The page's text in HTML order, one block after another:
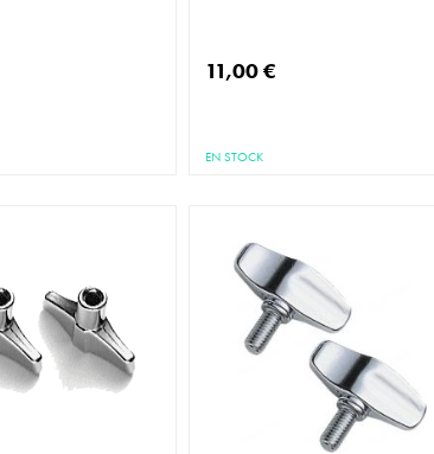
11,00 €
EN STOCK